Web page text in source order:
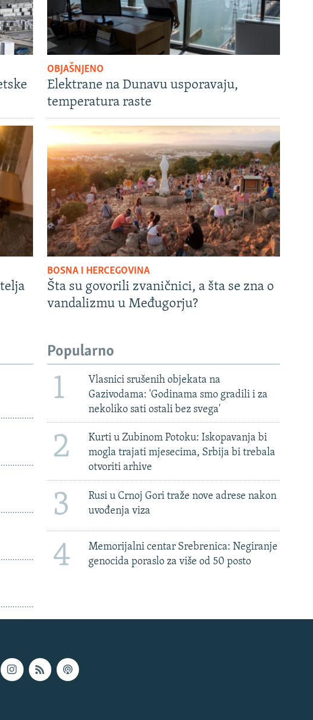
OBJAŠNJENO
Elektrane na Dunavu usporavaju,
temperatura raste
BOSNA I HERCEGOVINA
Šta su govorili zvaničnici, a šta se zna o
vandalizmu u Međugorju?
Popularno
1
Vlasnici srušenih objekata na
Gazivodama: 'Godinama smo gradili i za
nekoliko sati ostali bez svega'
2
Kurti u Zubinom Potoku: Iskopavanja bi
mogla trajati mjesecima, Srbija bi trebala
otvoriti arhive
3
Rusi u Crnoj Gori traže nove adrese nakon
uvođenja viza
4
Memorijalni centar Srebrenica: Negiranje
genocida poraslo za više od 50 posto